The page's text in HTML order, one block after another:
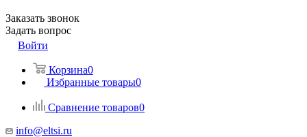
Заказать звонок
Задать вопрос
Войти
Корзина0
Избранные товары0
Сравнение товаров0
info@eltsi.ru